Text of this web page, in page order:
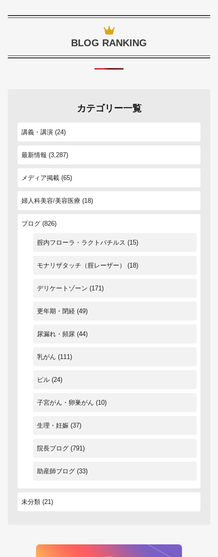
BLOG RANKING
カテゴリー一覧
講義・講演 (24)
最新情報 (3,287)
メディア掲載 (65)
婦人科美容/美容医療 (18)
ブログ (826)
腟内フローラ・ラクトバチルス (15)
モナリザタッチ（腟レーザー） (18)
デリケートゾーン (171)
更年期・閉経 (49)
尿漏れ・頻尿 (44)
乳がん (111)
ピル (24)
子宮がん・卵巣がん (10)
生理・妊娠 (37)
院長ブログ (791)
助産師ブログ (33)
未分類 (21)